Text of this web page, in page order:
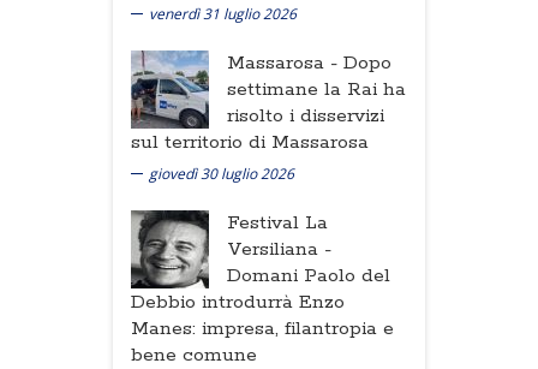
venerdì 31 luglio 2026
Massarosa - Dopo
settimane la Rai ha
risolto i disservizi
sul territorio di Massarosa
giovedì 30 luglio 2026
Festival La
Versiliana -
Domani Paolo del
Debbio introdurrà Enzo
Manes: impresa, filantropia e
bene comune